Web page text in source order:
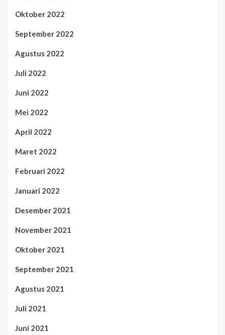
Oktober 2022
September 2022
Agustus 2022
Juli 2022
Juni 2022
Mei 2022
April 2022
Maret 2022
Februari 2022
Januari 2022
Desember 2021
November 2021
Oktober 2021
September 2021
Agustus 2021
Juli 2021
Juni 2021